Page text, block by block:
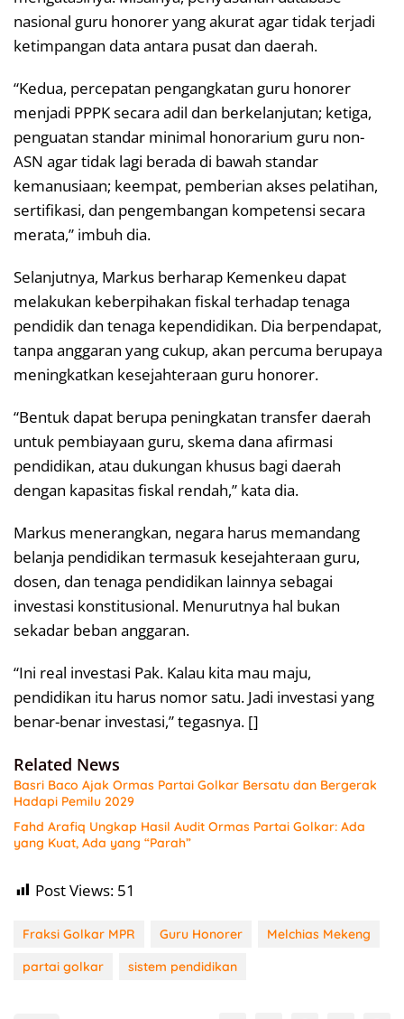
nasional guru honorer yang akurat agar tidak terjadi
ketimpangan data antara pusat dan daerah.
“Kedua, percepatan pengangkatan guru honorer
menjadi PPPK secara adil dan berkelanjutan; ketiga,
penguatan standar minimal honorarium guru non-
ASN agar tidak lagi berada di bawah standar
kemanusiaan; keempat, pemberian akses pelatihan,
sertifikasi, dan pengembangan kompetensi secara
merata,” imbuh dia.
Selanjutnya, Markus berharap Kemenkeu dapat
melakukan keberpihakan fiskal terhadap tenaga
pendidik dan tenaga kependidikan. Dia berpendapat,
tanpa anggaran yang cukup, akan percuma berupaya
meningkatkan kesejahteraan guru honorer.
“Bentuk dapat berupa peningkatan transfer daerah
untuk pembiayaan guru, skema dana afirmasi
pendidikan, atau dukungan khusus bagi daerah
dengan kapasitas fiskal rendah,” kata dia.
Markus menerangkan, negara harus memandang
belanja pendidikan termasuk kesejahteraan guru,
dosen, dan tenaga pendidikan lainnya sebagai
investasi konstitusional. Menurutnya hal bukan
sekadar beban anggaran.
“Ini real investasi Pak. Kalau kita mau maju,
pendidikan itu harus nomor satu. Jadi investasi yang
benar-benar investasi,” tegasnya. []
Related News
Basri Baco Ajak Ormas Partai Golkar Bersatu dan Bergerak
Hadapi Pemilu 2029
Fahd Arafiq Ungkap Hasil Audit Ormas Partai Golkar: Ada
yang Kuat, Ada yang “Parah”
Post Views: 51
Fraksi Golkar MPR Guru Honorer
Melchias Mekeng
partai golkar
sistem pendidikan